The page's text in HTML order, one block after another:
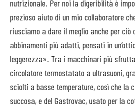
nutrizionale. Per noi la digeribilità è
prezioso aiuto di un mio collaboratore
riusciamo a dare il meglio anche per ciò
abbinamenti più adatti, pensati in
leggerezza». Tra i macchinari più
circolatore termostatato a ultrasuoni,
sciolti a basse temperature, così che la
succosa, e del Gastrovac, usato per la